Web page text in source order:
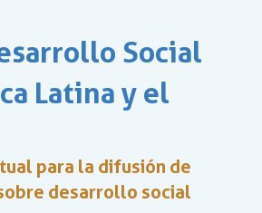
Social
Latina y el
para la difusión de
desarrollo social